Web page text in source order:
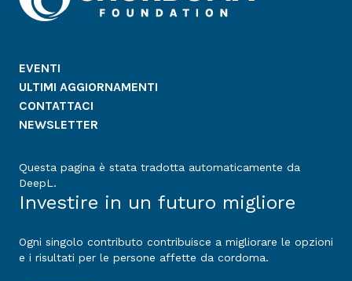
EVENTI
ULTIMI AGGIORNAMENTI
CONTATTACI
NEWSLETTER
Questa pagina è stata tradotta automaticamente da
DeepL.
Investire in un futuro migliore
Ogni singolo contributo contribuisce a migliorare le opzioni
e i risultati per le persone affette da cordoma.